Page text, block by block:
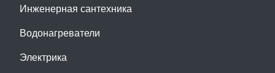
Инженерная сантехника
Водонагреватели
Электрика